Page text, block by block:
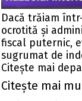
Dacă trăiam
ocrotită și
fiscal puternic,
sugrumat de
Citeşte mai
Citeşte mai